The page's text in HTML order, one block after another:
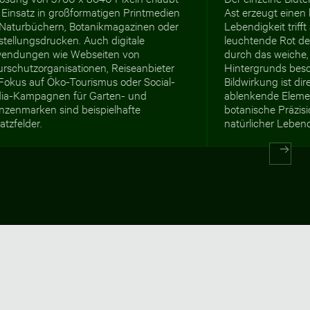
in großformatigen Printmedien
Botanikmagazinen oder
Auch digitale
wie Webseiten von
Reiseanbieter
auf Öko-Tourismus oder Social-
Kampagnen für Garten- und
sind beispielhafte
Ast erzeugt einen
Lebendigkeit trifft
leuchtende Rot
durch das
Hintergrunds
Bildwirkung ist
ablenkende
botanische
natürlicher